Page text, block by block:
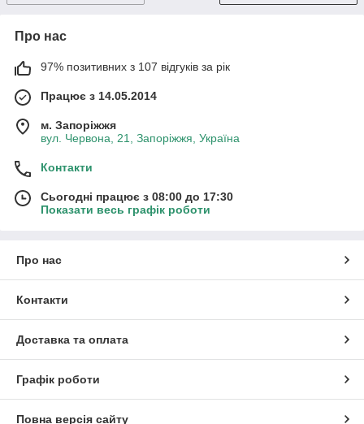
Про нас
97% позитивних з 107 відгуків за рік
Працює з 14.05.2014
м. Запоріжжя
вул. Червона, 21, Запоріжжя, Україна
Контакти
Сьогодні працює з 08:00 до 17:30
Показати весь графік роботи
Про нас
Контакти
Доставка та оплата
Графік роботи
Повна версія сайту